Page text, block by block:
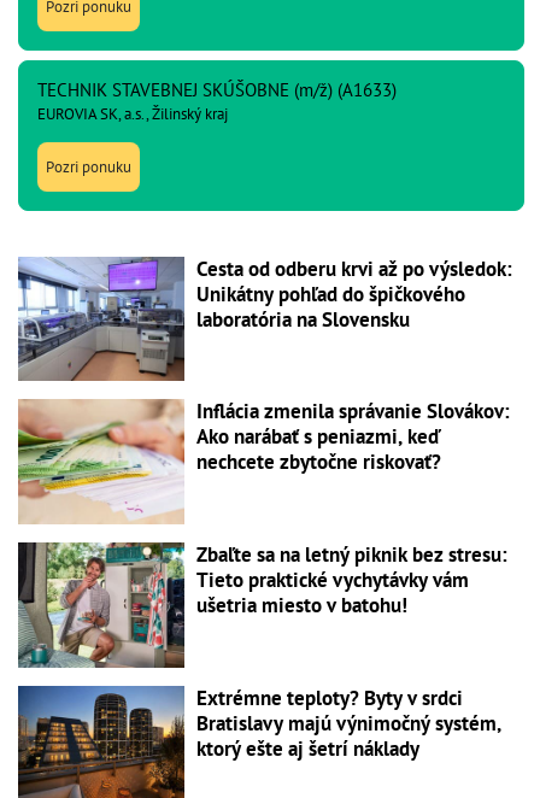
Pozri ponuku
TECHNIK STAVEBNEJ SKÚŠOBNE (m/ž) (A1633)
EUROVIA SK, a.s., Žilinský kraj
Pozri ponuku
Cesta od odberu krvi až po výsledok:
Unikátny pohľad do špičkového
laboratória na Slovensku
Inflácia zmenila správanie Slovákov:
Ako narábať s peniazmi, keď
nechcete zbytočne riskovať?
Zbaľte sa na letný piknik bez stresu:
Tieto praktické vychytávky vám
ušetria miesto v batohu!
Extrémne teploty? Byty v srdci
Bratislavy majú výnimočný systém,
ktorý ešte aj šetrí náklady